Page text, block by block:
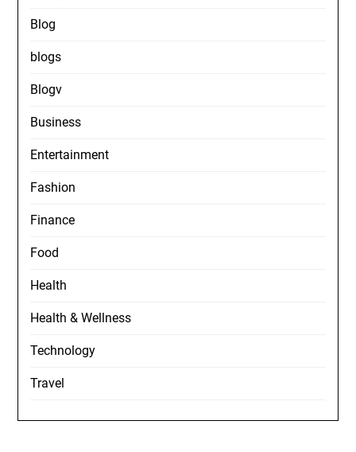
Blog
blogs
Blogv
Business
Entertainment
Fashion
Finance
Food
Health
Health & Wellness
Technology
Travel